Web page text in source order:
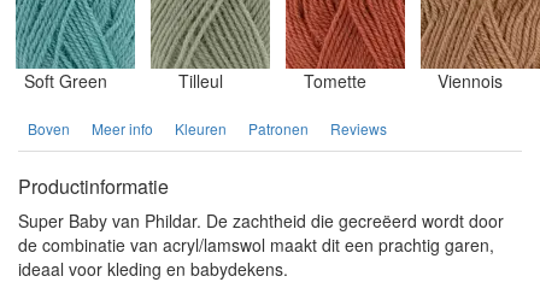
Soft Green Tilleul Tomette Viennois
Boven Meer info Kleuren Patronen Reviews
Productinformatie
Super Baby van Phildar. De zachtheid die gecreëerd wordt door
de combinatie van acryl/lamswol maakt dit een prachtig garen,
ideaal voor kleding en babydekens.